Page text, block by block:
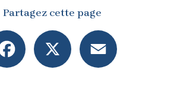
Partagez cette page
Facebook